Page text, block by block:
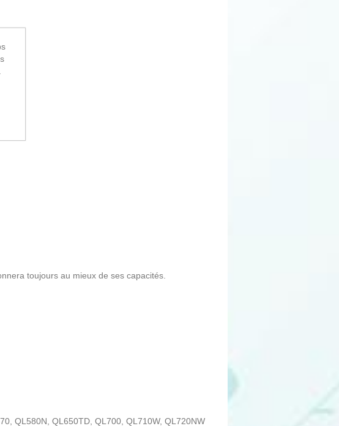
toujours au mieux de ses capacités.
QL580N, QL650TD, QL700, QL710W, QL720NW